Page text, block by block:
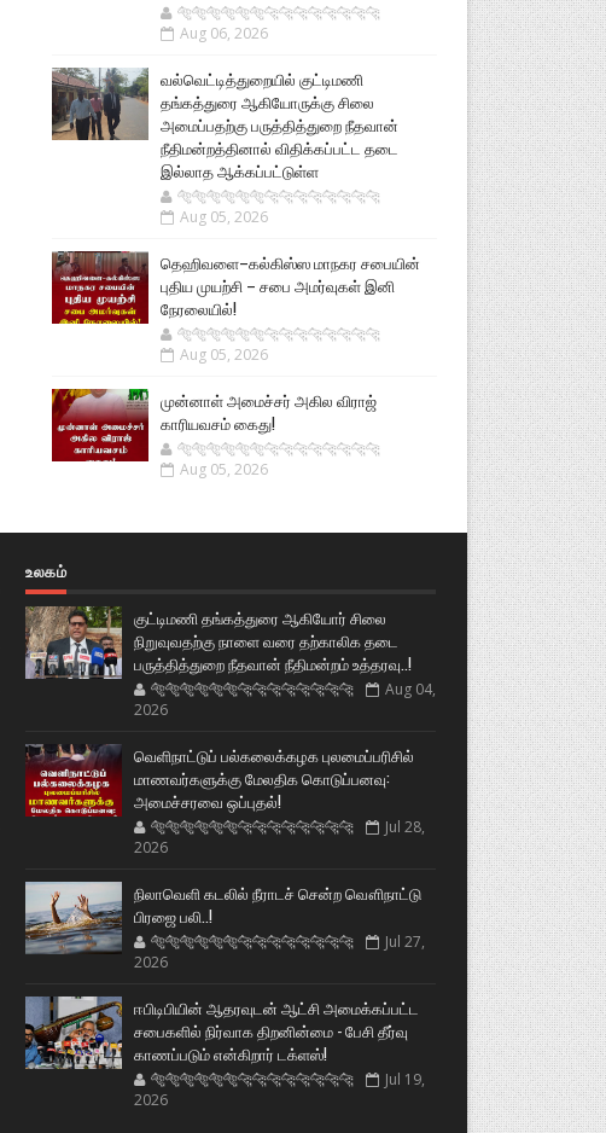
🐅🐅🐅🐅🐅🐅🐆🐆🐆🐆🐆🐆🐆🐆
Aug 06, 2026
வல்வெட்டித்துறையில் குட்டிமணி
தங்கத்துரை ஆகியோருக்கு சிலை
அமைப்பதற்கு பருத்தித்துறை நீதவான்
நீதிமன்றத்தினால் விதிக்கப்பட்ட தடை
இல்லாத ஆக்கப்பட்டுள்ள
🐅🐅🐅🐅🐅🐅🐆🐆🐆🐆🐆🐆🐆🐆
Aug 05, 2026
தெஹிவளை–கல்கிஸ்ஸ மாநகர சபையின்
புதிய முயற்சி – சபை அமர்வுகள் இனி
நேரலையில்!
🐅🐅🐅🐅🐅🐅🐆🐆🐆🐆🐆🐆🐆🐆
Aug 05, 2026
முன்னாள் அமைச்சர் அகில விராஜ்
காரியவசம் கைது!
🐅🐅🐅🐅🐅🐅🐆🐆🐆🐆🐆🐆🐆🐆
Aug 05, 2026
உலகம்
குட்டிமணி தங்கத்துரை ஆகியோர் சிலை
நிறுவுவதற்கு நாளை வரை தற்காலிக தடை
பருத்தித்துறை நீதவான் நீதிமன்றம் உத்தரவு..!
🐅🐅🐅🐅🐅🐅🐆🐆🐆🐆🐆🐆🐆🐆
Aug 04,
2026
வெளிநாட்டுப் பல்கலைக்கழக புலமைப்பரிசில்
மாணவர்களுக்கு மேலதிக கொடுப்பனவு:
அமைச்சரவை ஒப்புதல்!
🐅🐅🐅🐅🐅🐅🐆🐆🐆🐆🐆🐆🐆🐆
Jul 28,
2026
நிலாவெளி கடலில் நீராடச் சென்ற வௌிநாட்டு
பிரஜை பலி..!
🐅🐅🐅🐅🐅🐅🐆🐆🐆🐆🐆🐆🐆🐆
Jul 27,
2026
ஈபிடிபியின் ஆதரவுடன் ஆட்சி அமைக்கப்பட்ட
சபைகளில் நிர்வாக திறனின்மை - பேசி தீர்வு
காணப்படும் என்கிறார் டக்ளஸ்!
🐅🐅🐅🐅🐅🐅🐆🐆🐆🐆🐆🐆🐆🐆
Jul 19,
2026